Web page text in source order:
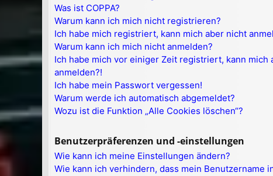
Was ist COPPA?
Warum kann ich mich nicht registrieren?
Ich habe mich registriert, kann mich aber nicht
Warum kann ich mich nicht anmelden?
Ich habe mich vor einiger Zeit registriert, kann mich
anmelden?!
Ich habe mein Passwort vergessen!
Warum werde ich automatisch abgemeldet?
Wozu ist die Funktion „Alle Cookies löschen“?
Benutzerpräferenzen und -einstellungen
Wie kann ich meine Einstellungen ändern?
Wie kann ich verhindern, dass mein Benutzername